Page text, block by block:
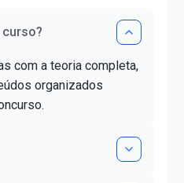
com a teoria completa,
organizados